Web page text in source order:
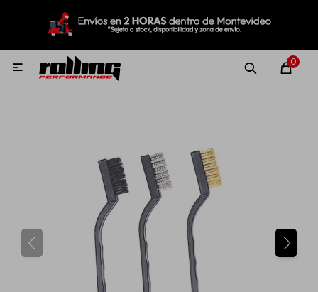
0

MI CUENTA
Nuevo! Rolling Repuestos